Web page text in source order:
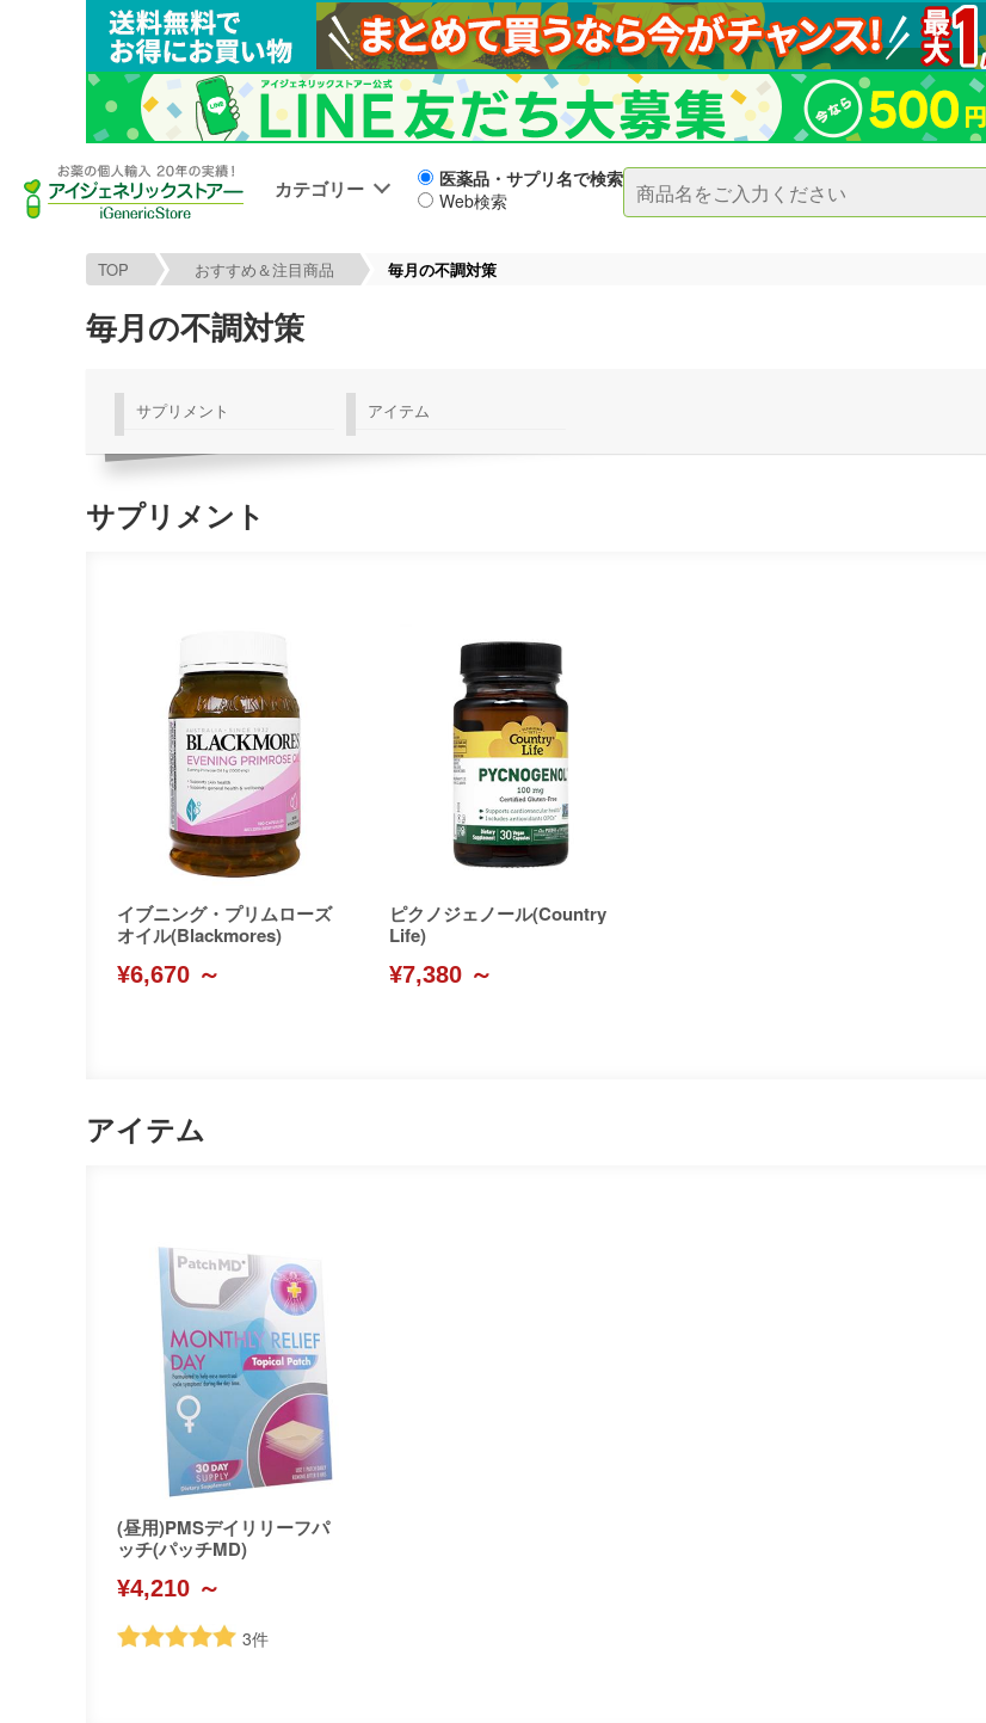
カテゴリー
医薬品・サプリ名で検索
Web検索
TOP おすすめ＆注目商品 毎月の不調対策
毎月の不調対策
サプリメント アイテム
サプリメント
イブニング・プリムローズ
オイル(Blackmores)
¥6,670 ～
ピクノジェノール(Country
Life)
¥7,380 ～
アイテム
(昼用)PMSデイリリーフパ
ッチ(パッチMD)
¥4,210 ～
3件